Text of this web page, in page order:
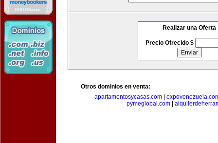
Realizar una Oferta
Precio Ofrecido $
Otros dominios en venta:
apartamentosycasas.com
pymeglobal.com